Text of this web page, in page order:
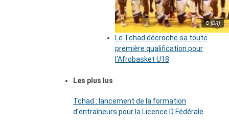
© (DR)
Le Tchad décroche sa toute
première qualification pour
l’Afrobasket U18
Les plus lus
Tchad : lancement de la formation
d’entraîneurs pour la Licence D Fédérale